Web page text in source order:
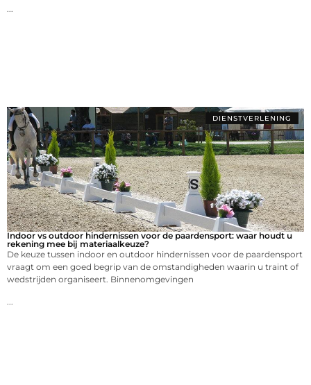
...
DIENSTVERLENING
Indoor vs outdoor hindernissen voor de paardensport: waar houdt u
rekening mee bij materiaalkeuze?
De keuze tussen indoor en outdoor hindernissen voor de paardensport
vraagt om een goed begrip van de omstandigheden waarin u traint of
wedstrijden organiseert. Binnenomgevingen
...